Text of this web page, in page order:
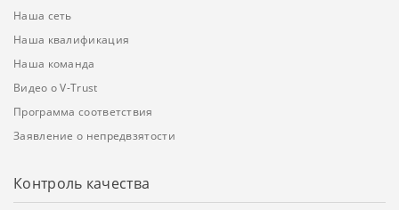
Наша сеть
Наша квалификация
Наша команда
Видео о V-Trust
Программа соответствия
Заявление о непредвзятости
Контроль качества